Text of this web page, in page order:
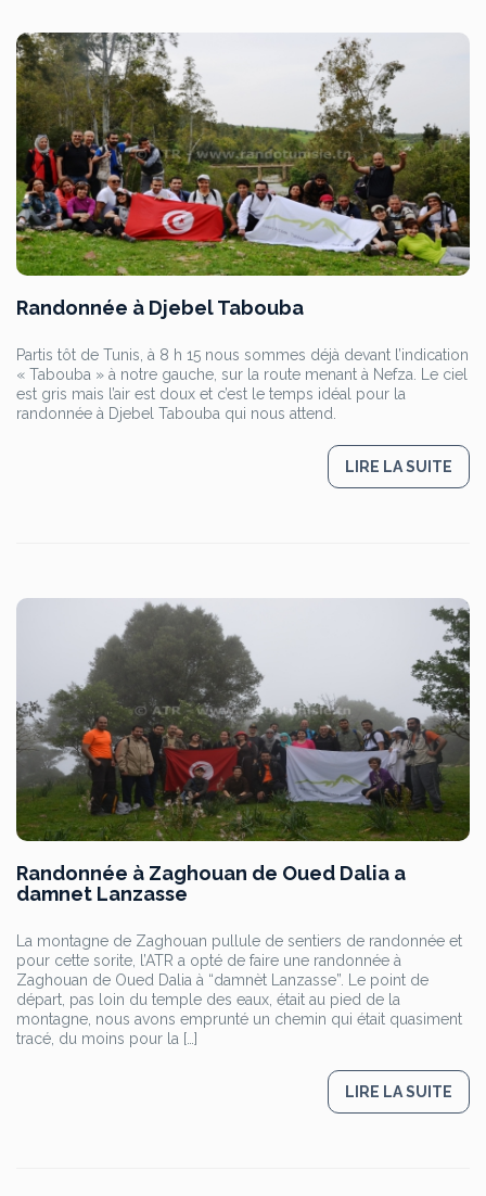
Randonnée à Djebel Tabouba
Partis tôt de Tunis, à 8 h 15 nous sommes déjà devant l’indication
« Tabouba » à notre gauche, sur la route menant à Nefza. Le ciel
est gris mais l’air est doux et c’est le temps idéal pour la
randonnée à Djebel Tabouba qui nous attend.
LIRE LA SUITE
Randonnée à Zaghouan de Oued Dalia a
damnet Lanzasse
La montagne de Zaghouan pullule de sentiers de randonnée et
pour cette sorite, l’ATR a opté de faire une randonnée à
Zaghouan de Oued Dalia à “damnèt Lanzasse”. Le point de
départ, pas loin du temple des eaux, était au pied de la
montagne, nous avons emprunté un chemin qui était quasiment
tracé, du moins pour la […]
LIRE LA SUITE